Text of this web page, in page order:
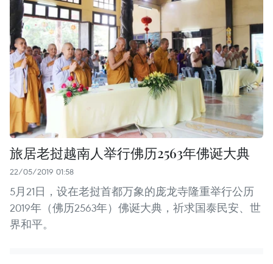
旅居老挝越南人举行佛历2563年佛诞大典
22/05/2019 01:58
5月21日，设在老挝首都万象的庞龙寺隆重举行公历
2019年（佛历2563年）佛诞大典，祈求国泰民安、世
界和平。